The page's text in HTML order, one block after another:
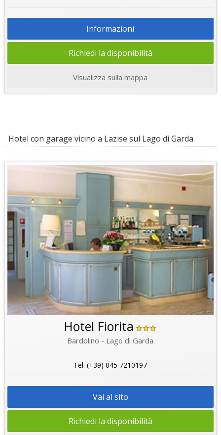
Informazioni
Richiedi la disponibilità
Visualizza sulla mappa
Hotel con garage vicino a Lazise sul Lago di Garda
Hotel Fiorita
Bardolino - Lago di Garda
Tel. (+39) 045 7210197
Vai al sito
Richiedi la disponibilità